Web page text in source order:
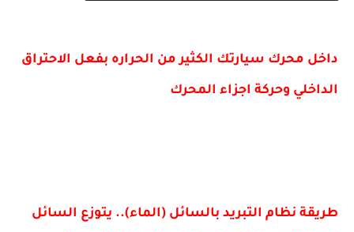
داخل محرك سيارتك الكثير من الحراره بفعل الاحتراق
الداخلي وحركة اجزاء المحرك
طريقة نظام التبريد بالسائل (الماء).. يتوزع السائل